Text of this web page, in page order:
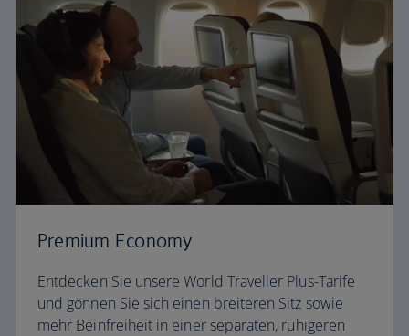
Premium Economy
Entdecken Sie unsere World Traveller Plus-Tarife
und gönnen Sie sich einen breiteren Sitz sowie
mehr Beinfreiheit in einer separaten, ruhigeren